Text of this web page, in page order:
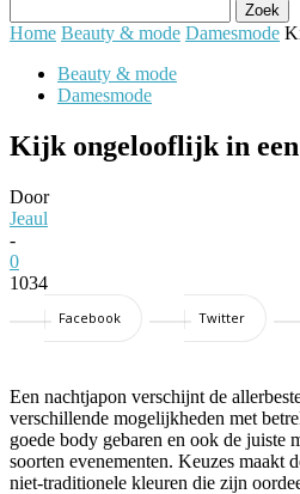
Home Beauty & mode Damesmode
Beauty & mode
Damesmode
Kijk ongelooflijk in
Door
Jeaul
-
0
1034
Facebook Twitter
Een nachtjapon verschijnt de
verschillende mogelijkheden met
goede body gebaren en ook de
soorten evenementen. Keuzes maakt
niet-traditionele kleuren die zijn